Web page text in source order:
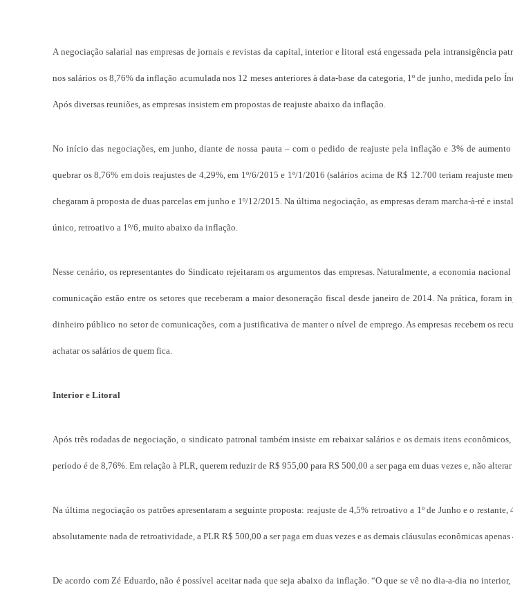
A negociação salarial nas empresas de jornais e revistas da capital, interior e litoral está engessada pela intransigência
nos salários os 8,76% da inflação acumulada nos 1­­2 meses anteriores à data-base da categoria, 1º de junho, medida pelo
Após diversas reuniões, as empresas insistem em propostas de reajuste abaixo da inflação.
No início das negociações, em junho, diante de nossa pauta – com o pedido de reajuste pela inflação e 3% de
quebrar os 8,76% em dois reajustes de 4,29%, em 1º/6/2015 e 1º/1/2016 (salários acima de R$ 12.700 teriam reajuste
chegaram à proposta de duas parcelas em junho e 1º/12/2015. Na última negociação, as empresas deram marcha-à-ré e
único, retroativo a 1º/6, muito abaixo da inflação.
Nesse cenário, os representantes do Sindicato rejeitaram os argumentos das empresas. Naturalmente, a economia
comunicação estão entre os setores que receberam a maior desoneração fiscal desde janeiro de 2014. Na prática, foram
dinheiro público no setor de comunicações, com a justificativa de manter o nível de emprego. As empresas recebem os
achatar os salários de quem fica.
Interior e Litoral
Após três rodadas de negociação, o sindicato patronal também insiste em rebaixar salários e os demais itens
período é de 8,76%. Em relação à PLR, querem reduzir de R$ 955,00 para R$ 500,00 a ser paga em duas vezes e, não
Na última negociação os patrões apresentaram a seguinte proposta: reajuste de 4,5% retroativo a 1º de Junho e o
absolutamente nada de retroatividade, a PLR R$ 500,00 a ser paga em duas vezes e as demais cláusulas econômicas apenas
De acordo com Zé Eduardo, não é possível aceitar nada que seja abaixo da inflação. “O que se vê no dia-a-dia no